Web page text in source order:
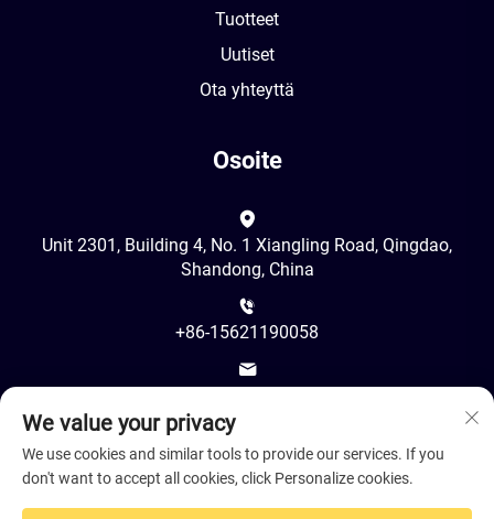
Tuotteet
Uutiset
Ota yhteyttä
Osoite
Unit 2301, Building 4, No. 1 Xiangling Road, Qingdao,
Shandong, China
+86-15621190058
We value your privacy
We use cookies and similar tools to provide our services. If you
don't want to accept all cookies, click Personalize cookies.